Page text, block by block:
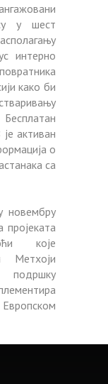
у шест
интерно
како би
активан
о
са
новембру
пројеката
које
Метхоји
подршку